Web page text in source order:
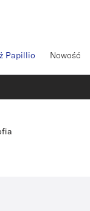
Papillio Nowość